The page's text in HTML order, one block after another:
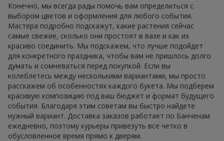
Конечно, мы всегда рады помочь вам определиться с
выбором цветов и оформления для любого события.
Мастера подробно подскажут, какие растения сейчас
самые свежие, сколько они простоят в вазе и как их
красиво соединить. Мы подскажем, что лучше подойдет
для конкретного праздника, чтобы вам не пришлось долго
думать и сомневаться перед покупкой. Если вы
колеблетесь между несколькими вариантами, мы просто
расскажем об особенностях каждого букета. Мы подберем
красивую композицию под ваш бюджет и формат будущего
события. Благодаря этим советам вы быстро найдете
нужный вариант. Доставка заказов работает по Банченам
ежедневно, поэтому курьеры привезуть все четко в
обусловленное время прямо к дверям.